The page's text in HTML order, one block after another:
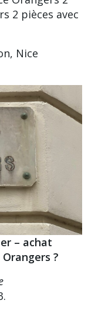
2 pièces avec
, Nice
– achat
?
.